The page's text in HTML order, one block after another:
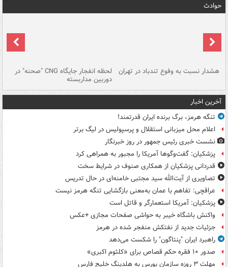
حوادث
هشدار نسبت به وفوع تندباد در تهران لحظه انفجار جایگاه CNG "صحنه" در
دوربین مداربسته
آخرین اخبار
تنگه هرمز، برگ برنده ایران قدرتمند!
اعلام محل میزبانی استقلال و پرسپولیس در لیگ برتر
نشست خبری رئیس جمهور در روز خبرنگار
پزشکیان: گفت‌وگوها آمریکا را مجبور به همراهی کرد
قدردانی پزشکیان از همکاری صنوف در شرایط سخت
تصاویری از آیت‌الله سید مجتبی خامنه‌ای در حال تدریس
عراقچی: تفاهم با عمان به‌معنی بازگشایی تنگه هرمز نیست
پزشکیان: آمریکا استعمارگر و قاتل است
واکنش باشگاه خیبر به حواشی صفحات مجازی +عکس
جزئیات جدید از نفتکش منفجر شده در هرمز
راهبرد ایران "پنتاگون" را شکست می‌دهد
صدور ۱۰ فقره حکم قصاص برای «کلثوم اکبری»
مهلت ۳ روزه سازمان بورس به هلدینگ خلیج فارس